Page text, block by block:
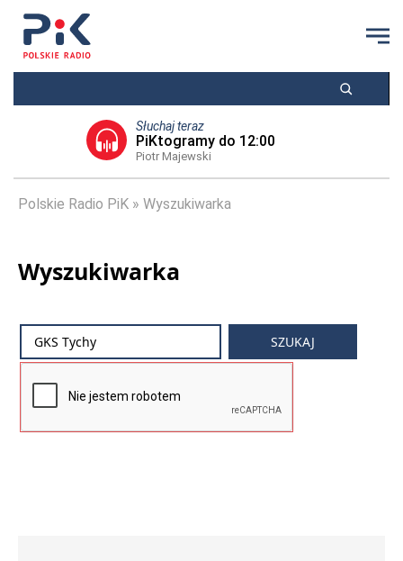
Słuchaj teraz
PiKtogramy do 12:00
Piotr Majewski
Polskie Radio PiK Wyszukiwarka
Wyszukiwarka